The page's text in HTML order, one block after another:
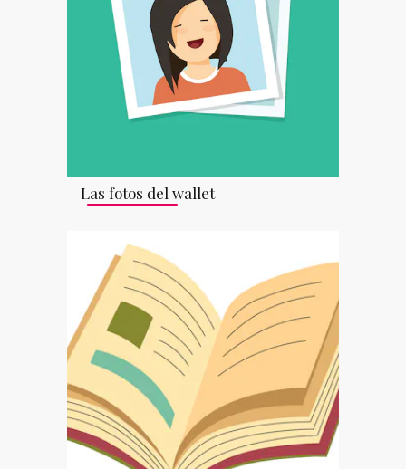
Las fotos del wallet